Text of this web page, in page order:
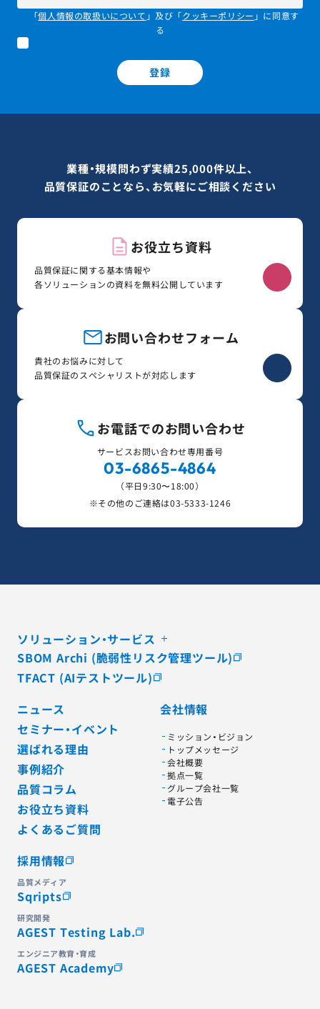
「個人情報の取扱いについて 」及び「クッキーポリシー 」に同意す
る
登録
業種・規模問わず実績25,000件以上、
品質保証のことなら、お気軽にご相談ください
お役立ち資料
品質保証に関する基本情報や
各ソリューションの資料を無料公開しています
お問い合わせフォーム
貴社のお悩みに対して
品質保証のスペシャリストが対応します
お電話でのお問い合わせ
サービスお問い合わせ専用番号
03-6865-4864
（平日9:30〜18:00）
※その他のご連絡は03-5333-1246
ソリューション・サービス
SBOM Archi (脆弱性リスク管理ツール)
TFACT (AIテストツール)
ニュース
セミナー・イベント
選ばれる理由
事例紹介
品質コラム
お役立ち資料
よくあるご質問
会社情報
ミッション・ビジョン
トップメッセージ
会社概要
拠点一覧
グループ会社一覧
電子公告
採用情報
品質メディア
Sqripts
研究開発
AGEST Testing Lab.
エンジニア教育・育成
AGEST Academy